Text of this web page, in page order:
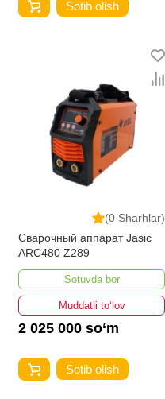
Sotib olish
(0 Sharhlar)
Сварочный аппарат Jasic
ARC480 Z289
Sotuvda bor
Muddatli to‘lov
2 025 000 so‘m
Sotib olish